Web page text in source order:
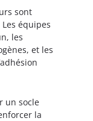
sont
équipes
les
et les
un socle
la